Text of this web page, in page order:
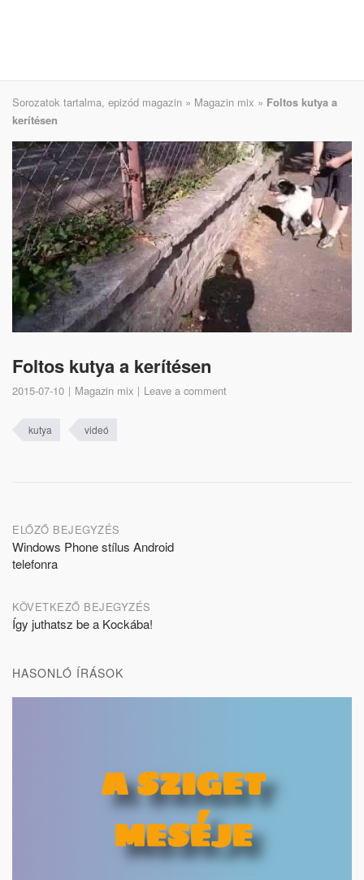
Sorozatok tartalma, epizód magazin » Magazin mix » Foltos kutya a
kerítésen
Foltos kutya a kerítésen
2015-07-10 Magazin mix Leave a comment
kutya videó
Post
navigation
ELŐZŐ BEJEGYZÉS
Windows Phone stílus Android
telefonra
KÖVETKEZŐ BEJEGYZÉS
Így juthatsz be a Kockába!
HASONLÓ ÍRÁSOK